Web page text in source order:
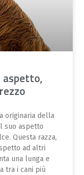
aspetto,
originaria della
suo aspetto
Questa razza,
ad altri
una lunga e
tra i cani più